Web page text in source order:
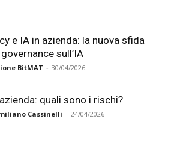
e IA in azienda: la nuova sfida
sull’IA
BitMAT - 30/04/2026
quali sono i rischi?
Cassinelli - 24/04/2026